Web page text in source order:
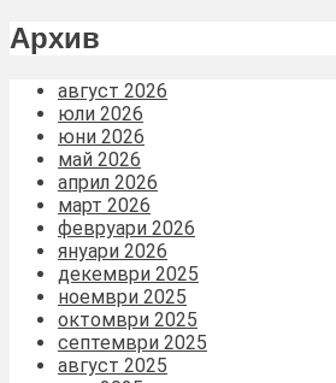
Архив
август 2026
юли 2026
юни 2026
май 2026
април 2026
март 2026
февруари 2026
януари 2026
декември 2025
ноември 2025
октомври 2025
септември 2025
август 2025